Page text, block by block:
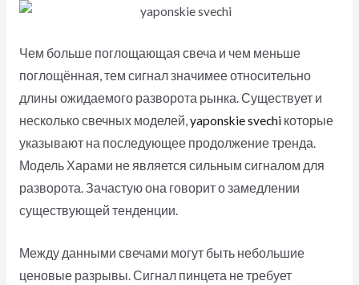
Чем больше поглощающая свеча и чем меньше
поглощённая, тем сигнал значимее относительно
длины ожидаемого разворота рынка. Существует и
несколько свечных моделей,yaponskie svechiкоторые
указывают на последующее продолжение тренда.
Модель Харами не является сильным сигналом для
разворота. Зачастую она говорит о замедлении
существующей тенденции.
Между данными свечами могут быть небольшие
ценовые разрывы. Сигнал пинцета не требует